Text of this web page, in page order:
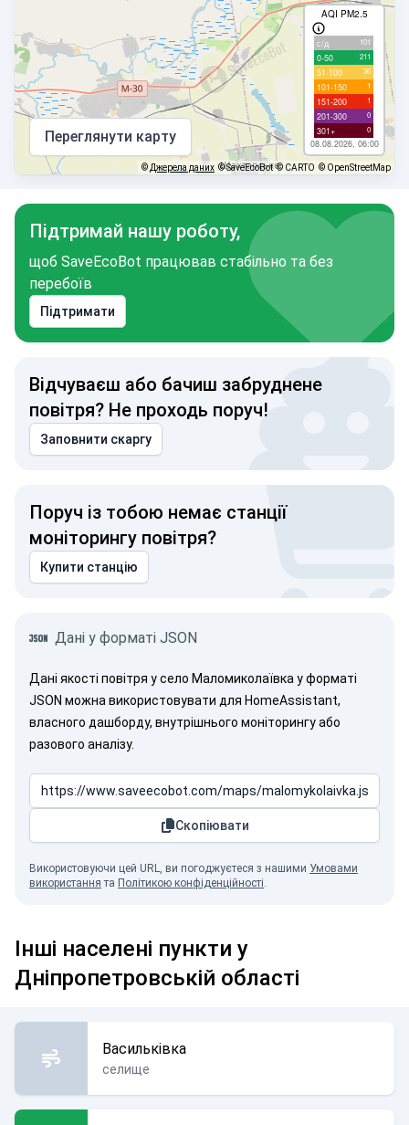
AQI PM2.5
с/д 101
0-50 211
51-100 36
101-150 1
151-200 1
201-300 0
301+ 0
08.08.2026, 06:00
Переглянути карту
© Джерела даних © SaveEcoBot © CARTO © OpenStreetMap
Підтримай нашу роботу,
щоб SaveEcoBot працював стабільно та без
перебоїв
Підтримати
Відчуваєш або бачиш забруднене
повітря? Не проходь поруч!
Заповнити скаргу
Поруч із тобою немає станції
моніторингу повітря?
Купити станцію
Дані у форматі JSON
Дані якості повітря у село Маломиколаївка у форматі
JSON можна використовувати для HomeAssistant,
власного дашборду, внутрішнього моніторингу або
разового аналізу.
Скопіювати
Використовуючи цей URL, ви погоджуєтеся з нашими Умовами
використання та Політикою конфіденційності.
Інші населені пункти у
Дніпропетровській області
Васильківка
селище